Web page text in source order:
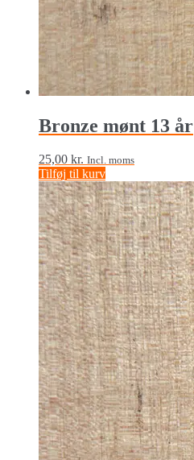
Bronze mønt 13 år
25,00 kr. Incl. moms
Tilføj til kurv